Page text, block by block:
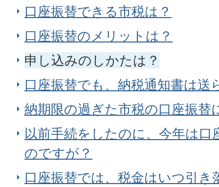
口座振替できる市税は？
口座振替のメリットは？
申し込みのしかたは？
口座振替でも、納税通知書は送
納期限の過ぎた市税の口座振替
以前手続をしたのに、今年は
のですが？
口座振替では、税金はいつ引